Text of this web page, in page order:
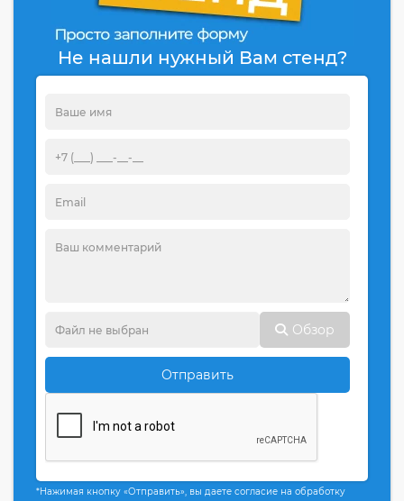
Не нашли нужный Вам стенд?
Обзор
Отправить
*Нажимая кнопку «Отправить», вы даете согласие на обработку